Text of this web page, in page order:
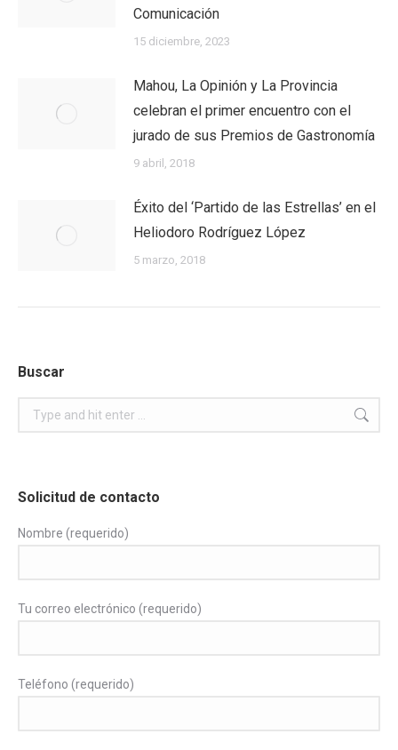
Comunicación
15 diciembre, 2023
Mahou, La Opinión y La Provincia
celebran el primer encuentro con el
jurado de sus Premios de Gastronomía
9 abril, 2018
Éxito del ‘Partido de las Estrellas’ en el
Heliodoro Rodríguez López
5 marzo, 2018
Buscar
Search:
Solicitud de contacto
Nombre (requerido)
Tu correo electrónico (requerido)
Teléfono (requerido)